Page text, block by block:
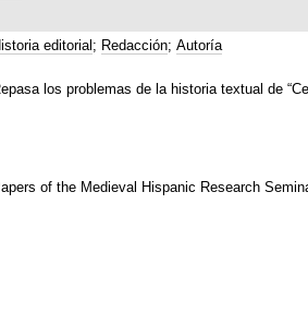
editorial ; Redacción; Autoría
los problemas de la historia textual de
of the Medieval Hispanic Research